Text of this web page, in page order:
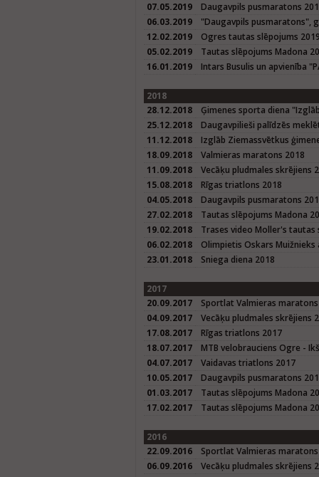
07.05.2019
Daugavpils pusmaratons
06.03.2019
"Daugavpils pusmaratons",
12.02.2019
Ogres tautas slēpojums
05.02.2019
Tautas slēpojums Madona
16.01.2019
Intars Busulis un apvienība
2018
28.12.2018
Ģimenes sporta diena
25.12.2018
Daugavpilieši palīdzēs
11.12.2018
Izglāb Ziemassvētkus
18.09.2018
Valmieras maratons 2018
11.09.2018
Vecāķu pludmales skrējiens
15.08.2018
Rīgas triatlons 2018
04.05.2018
Daugavpils pusmaratons
27.02.2018
Tautas slēpojums Madona
19.02.2018
Trases video Moller's tautas
06.02.2018
Olimpietis Oskars Muižnieks
23.01.2018
Sniega diena 2018
2017
20.09.2017
Sportlat Valmieras
04.09.2017
Vecāķu pludmales skrējiens
17.08.2017
Rīgas triatlons 2017
18.07.2017
MTB velobrauciens Ogre -
04.07.2017
Vaidavas triatlons 2017
10.05.2017
Daugavpils pusmaratons
01.03.2017
Tautas slēpojums Madona
17.02.2017
Tautas slēpojums Madona
2016
22.09.2016
Sportlat Valmieras
06.09.2016
Vecāķu pludmales skrējiens